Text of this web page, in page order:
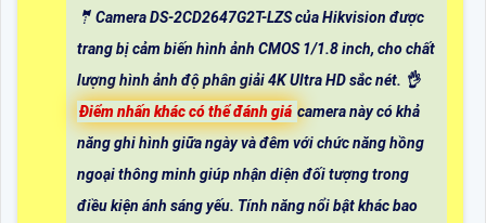
🤵 Camera DS-2CD2647G2T-LZS của Hikvision được
trang bị cảm biến hình ảnh CMOS 1/1.8 inch, cho chất
lượng hình ảnh độ phân giải 4K Ultra HD sắc nét. 👌
Điểm nhấn khác có thể đánh giá camera này có khả
năng ghi hình giữa ngày và đêm với chức năng hồng
ngoại thông minh giúp nhận diện đối tượng trong
điều kiện ánh sáng yếu. Tính năng nổi bật khác bao